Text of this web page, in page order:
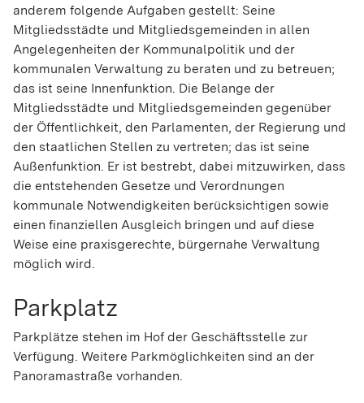
anderem folgende Aufgaben gestellt: Seine
Mitgliedsstädte und Mitgliedsgemeinden in allen
Angelegenheiten der Kommunalpolitik und der
kommunalen Verwaltung zu beraten und zu betreuen;
das ist seine Innenfunktion. Die Belange der
Mitgliedsstädte und Mitgliedsgemeinden gegenüber
der Öffentlichkeit, den Parlamenten, der Regierung und
den staatlichen Stellen zu vertreten; das ist seine
Außenfunktion. Er ist bestrebt, dabei mitzuwirken, dass
die entstehenden Gesetze und Verordnungen
kommunale Notwendigkeiten berücksichtigen sowie
einen finanziellen Ausgleich bringen und auf diese
Weise eine praxisgerechte, bürgernahe Verwaltung
möglich wird.
Parkplatz
Parkplätze stehen im Hof der Geschäftsstelle zur
Verfügung. Weitere Parkmöglichkeiten sind an der
Panoramastraße vorhanden.